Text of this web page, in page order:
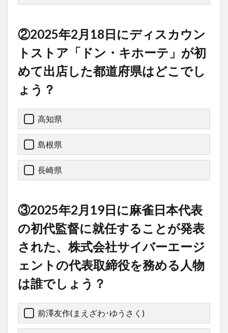
②2025年2月18日にディスカウン
トストア「ドン・キホーテ」が初
めて出店した都道府県はどこでし
ょう？
高知県
島根県
長崎県
③2025年2月19日に麻雀日本代表
の初代監督に就任することが発表
された、株式会社サイバーエージ
ェントの代表取締役を務める人物
は誰でしょう？
前澤友作(まえざわ･ゆうさく)